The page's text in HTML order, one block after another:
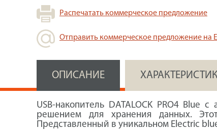
Распечатать коммерческое предложение
Отправить коммерческое предложение на
ОПИСАНИЕ
USB-накопитель DATALOCK PRO4
решением для хранения данных.
Представленный в уникальном Electric